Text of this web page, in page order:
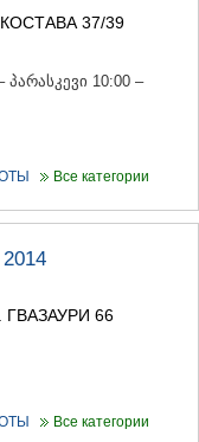
КОСТАВА 37/39
10:00 –
Все категории
ГВАЗАУРИ 66
Все категории